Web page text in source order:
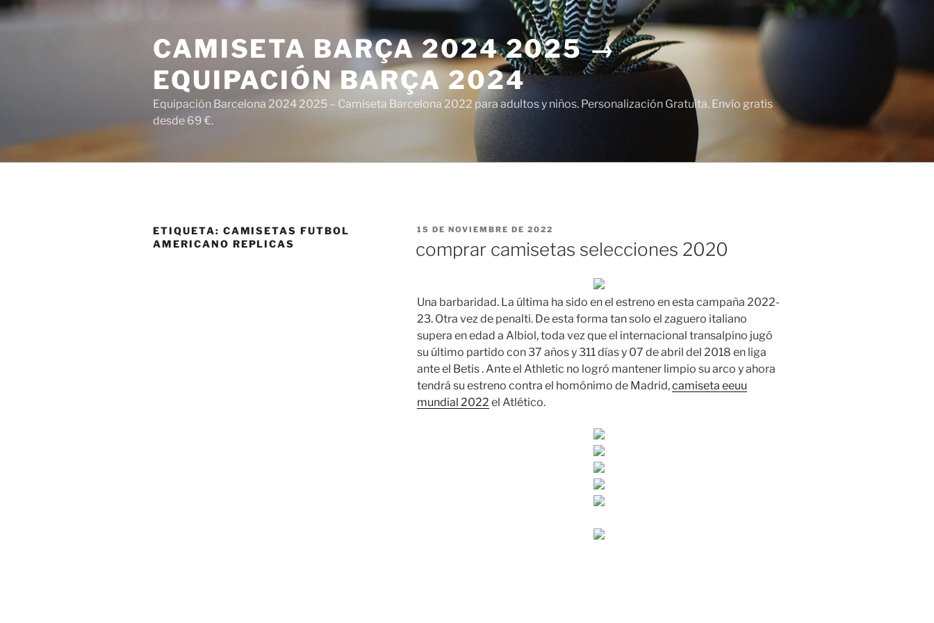
Saltar
al
CAMISETA BARÇA 2024 2025 →
EQUIPACIÓN BARÇA 2024
Equipación Barcelona 2024 2025 – Camiseta Barcelona 2022 para adultos y niños. Personalización Gratuita. Envío gratis
desde 69 €.
ETIQUETA: CAMISETAS FUTBOL
AMERICANO REPLICAS
PUBLICADO
15 DE NOVIEMBRE DE 2022
comprar camisetas selecciones 2020
Una barbaridad. La última ha sido en el estreno en esta campaña 2022-
23. Otra vez de penalti. De esta forma tan solo el zaguero italiano
supera en edad a Albiol, toda vez que el internacional transalpino jugó
su último partido con 37 años y 311 días y 07 de abril del 2018 en liga
ante el Betis . Ante el Athletic no logró mantener limpio su arco y ahora
tendrá su estreno contra el homónimo de Madrid,camiseta eeuu
mundial 2022 el Atlético.